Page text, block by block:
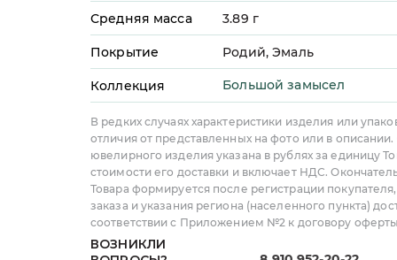
Средняя масса 3.89 г
Покрытие Родий, Эмаль
Коллекция Большой замысел
В редких случаях характеристики изделия или
отличия от представленных на фото или в
ювелирного изделия указана в рублях за единицу
стоимости его доставки и включает НДС.
Товара формируется после регистрации
заказа и указания региона (населенного пункта)
соответствии с Приложением №2 к договору
ВОЗНИКЛИ